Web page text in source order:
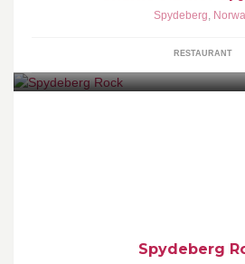
Spydeberg,
RESTAURANT
Spydeberg